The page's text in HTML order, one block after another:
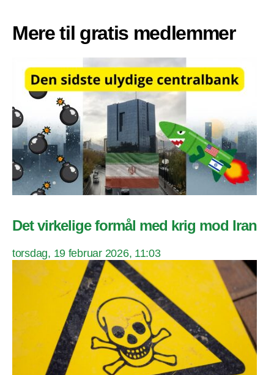
Mere til gratis medlemmer
Det virkelige formål med krig mod Iran
torsdag, 19 februar 2026, 11:03